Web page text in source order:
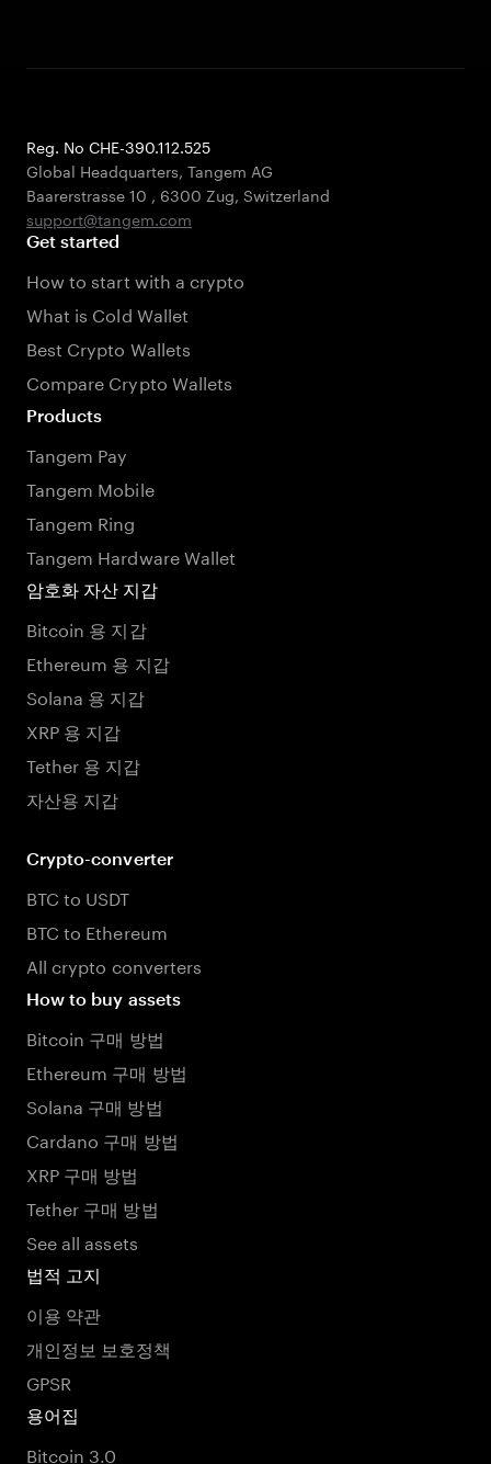
Reg. No CHE-390.112.525
Global Headquarters, Tangem AG
Baarerstrasse 10 , 6300 Zug, Switzerland
support@tangem.com
Get started
How to start with a crypto
What is Cold Wallet
Best Crypto Wallets
Compare Crypto Wallets
Products
Tangem Pay
Tangem Mobile
Tangem Ring
Tangem Hardware Wallet
암호화 자산 지갑
Bitcoin 용 지갑
Ethereum 용 지갑
Solana 용 지갑
XRP 용 지갑
Tether 용 지갑
자산용 지갑
Crypto-converter
BTC to USDT
BTC to Ethereum
All crypto converters
How to buy assets
Bitcoin 구매 방법
Ethereum 구매 방법
Solana 구매 방법
Cardano 구매 방법
XRP 구매 방법
Tether 구매 방법
See all assets
법적 고지
이용 약관
개인정보 보호정책
GPSR
용어집
Bitcoin 3.0